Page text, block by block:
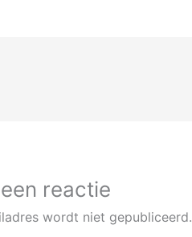
reactie
wordt niet gepubliceerd.